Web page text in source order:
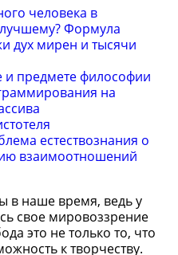
человека в
Формула
дух мирен и тысячи
и предмете философии
на
естествознания о
взаимоотношений
в наше время, ведь у
свое мировоззрение
это не только то, что
к творчеству.